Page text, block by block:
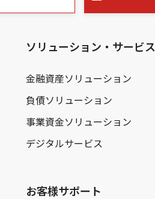
ソリューション・サービス
金融資産ソリューション
負債ソリューション
事業資金ソリューション
デジタルサービス
お客様サポート